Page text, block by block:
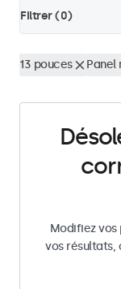
Filtrer (0)
13 pouces Panel
Modifiez
vos résultats,